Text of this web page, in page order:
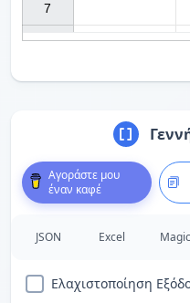
7
Αγοράστε μου
έναν καφέ
JSON Excel Magic
Ελαχιστοποίηση